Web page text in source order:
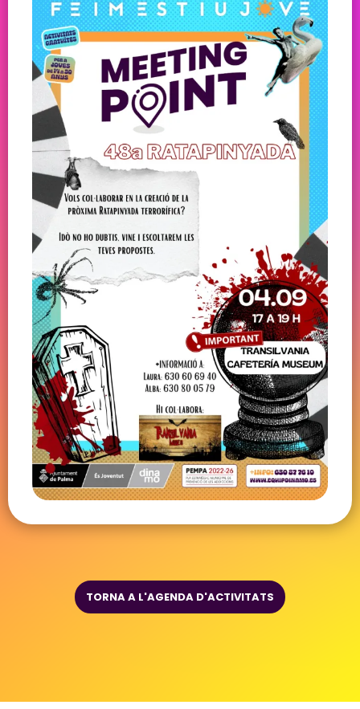
TORNA A L'AGENDA D'ACTIVITATS